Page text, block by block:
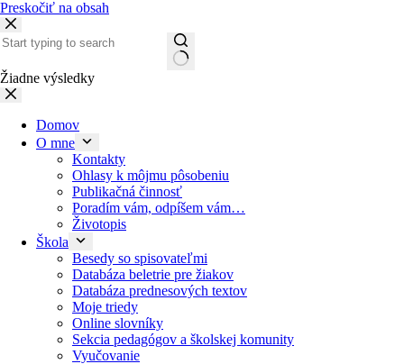
Preskočiť na obsah
Žiadne výsledky
Domov
O mne
Kontakty
Ohlasy k môjmu pôsobeniu
Publikačná činnosť
Poradím vám, odpíšem vám…
Životopis
Škola
Besedy so spisovateľmi
Databáza beletrie pre žiakov
Databáza prednesových textov
Moje triedy
Online slovníky
Sekcia pedagógov a školskej komunity
Vyučovanie